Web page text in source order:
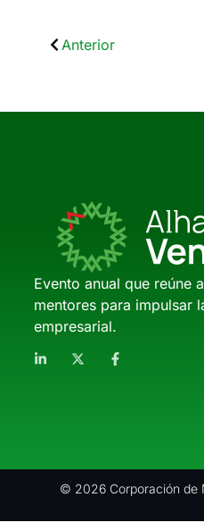
Anterior
Evento anual que reúne
mentores para impulsar
empresarial.
© 2026 Corporación de